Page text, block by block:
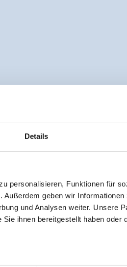
Details
personalisieren, Funktionen für
geben wir
und Analysen weiter. Unsere
ihnen bereitgestellt haben oder